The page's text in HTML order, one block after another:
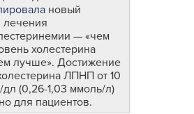
новый
лечения
— «чем
холестерина
лучше». Достижение
ЛПНП от 10
(0,26-1,03 ммоль/л)
для пациентов.